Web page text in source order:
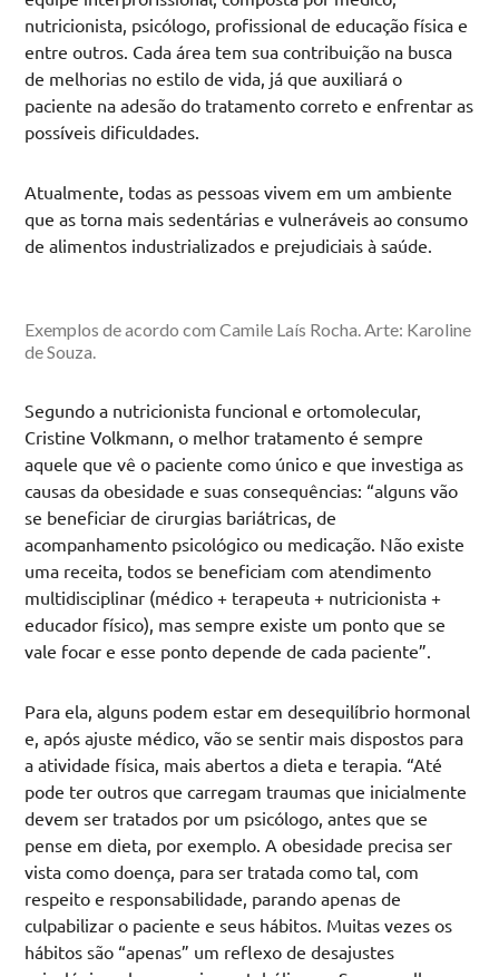
nutricionista, psicólogo, profissional de educação física e
entre outros. Cada área tem sua contribuição na busca
de melhorias no estilo de vida, já que auxiliará o
paciente na adesão do tratamento correto e enfrentar as
possíveis dificuldades.
Atualmente, todas as pessoas vivem em um ambiente
que as torna mais sedentárias e vulneráveis ao consumo
de alimentos industrializados e prejudiciais à saúde.
Exemplos de acordo com Camile Laís Rocha. Arte: Karoline
de Souza.
Segundo a nutricionista funcional e ortomolecular,
Cristine Volkmann, o melhor tratamento é sempre
aquele que vê o paciente como único e que investiga as
causas da obesidade e suas consequências: “alguns vão
se beneficiar de cirurgias bariátricas, de
acompanhamento psicológico ou medicação. Não existe
uma receita, todos se beneficiam com atendimento
multidisciplinar (médico + terapeuta + nutricionista +
educador físico), mas sempre existe um ponto que se
vale focar e esse ponto depende de cada paciente”.
Para ela, alguns podem estar em desequilíbrio hormonal
e, após ajuste médico, vão se sentir mais dispostos para
a atividade física, mais abertos a dieta e terapia. “Até
pode ter outros que carregam traumas que inicialmente
devem ser tratados por um psicólogo, antes que se
pense em dieta, por exemplo. A obesidade precisa ser
vista como doença, para ser tratada como tal, com
respeito e responsabilidade, parando apenas de
culpabilizar o paciente e seus hábitos. Muitas vezes os
hábitos são “apenas” um reflexo de desajustes